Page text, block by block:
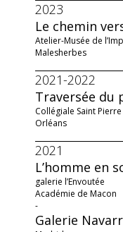
2023
Le chemin
Atelier-Musée de
Malesherbes
2021-2022
Traversée du
Collégiale Saint
Orléans
2021
L’homme en
galerie l’Envoutée
Académie de Macon
-
Galerie